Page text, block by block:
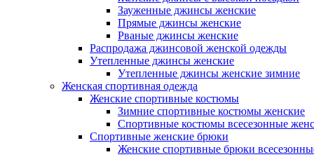
Зауженные джинсы женские
Прямые джинсы женские
Рваные джинсы женские
Распродажа джинсовой женской одежды
Утепленные джинсы женские
Утепленные джинсы женские зимние
Женская спортивная одежда
Женские спортивные костюмы
Зимние спортивные костюмы женские
Спортивные костюмы всесезонные
Спортивные женские брюки
Женские спортивные брюки